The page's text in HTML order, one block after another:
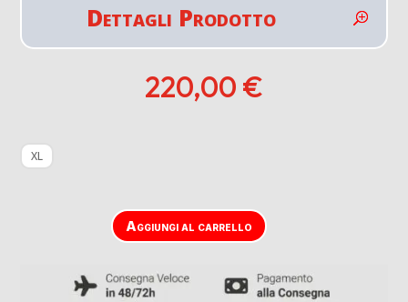
Dettagli Prodotto
220,00 €
XL
Aggiungi al carrello